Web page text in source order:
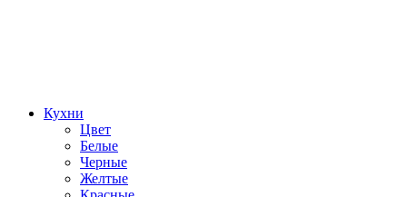
Кухни
Цвет
Белые
Черные
Желтые